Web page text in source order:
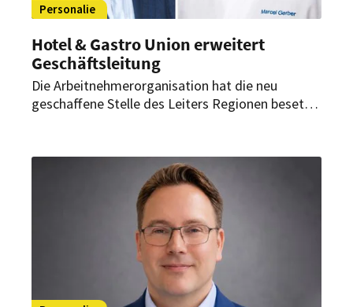
Personalie
Hotel & Gastro Union erweitert
Geschäftsleitung
Die Arbeitnehmerorganisation hat die neu
geschaffene Stelle des Leiters Regionen besetzt.